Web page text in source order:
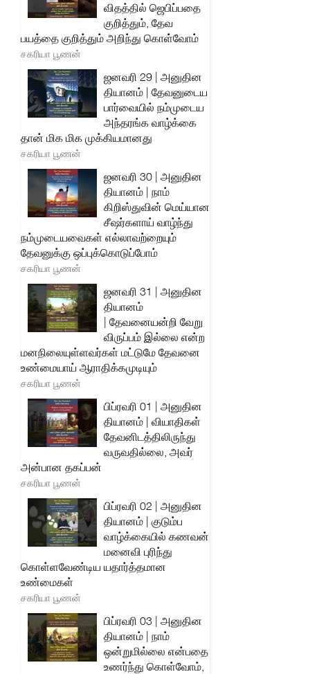
விதத்தில் ஜெபிப்பதை
குறித்தும், தேவ
பயத்தை குறித்தும் அறிந்து கொள்வோம்
சகரியா பூணன்
ஜனவரி 29 | அனுதின
தியானம் | தேவனுடைய
பார்வையில் நம்முடைய
அந்தரங்க வாழ்க்கை
தான் மிக மிக முக்கியமானது
சகரியா பூணன்
ஜனவரி 30 | அனுதின
தியானம் | நாம்
கிறிஸ்துவின் மெய்யான
சீஷர்களாய் வாழ்ந்து
நம்முடையவைகள் எல்லாவற்றையும்
தேவனுக்கு ஒப்புக்கொடுப்போம்
சகரியா பூணன்
ஜனவரி 31 | அனுதின
தியானம்
| தேவனையன்றி வேறு
விருப்பம் இல்லை என்ற
மனநிலையுள்ளவர்கள் மட்டுமே தேவனை
உண்மையாய் ஆராதிக்கமுடியும்
சகரியா பூணன்
பிப்ரவரி 01 | அனுதின
தியானம் | வியாதிகள்
தேவனிடத்திலிருந்து
வருவதில்லை, அவர்
அன்பான தகப்பன்
சகரியா பூணன்
பிப்ரவரி 02 | அனுதின
தியானம் | குடும்ப
வாழ்க்கையில் கணவன்
மனைவி புரிந்து
கொள்ளவேண்டிய யதார்த்தமான
உண்மைகள்
சகரியா பூணன்
பிப்ரவரி 03 | அனுதின
தியானம் | நாம்
ஒன்றுமில்லை என்பதை
உணர்ந்து கொள்வோம்,